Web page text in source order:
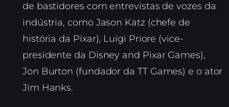
de bastidores com entrevistas de vozes da
indústria, como Jason Katz (chefe de
história da Pixar), Luigi Priore (vice-
presidente da Disney and Pixar Games),
Jon Burton (fundador da TT Games) e o ator
Jim Hanks.